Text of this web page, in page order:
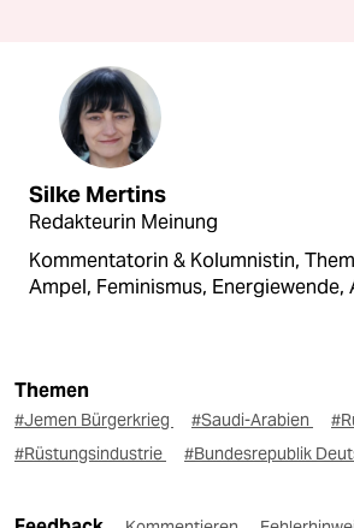
Silke Mertins
Redakteurin Meinung
Kommentatorin & Kolumnistin,
Ampel, Feminismus, Energiewende,
Themen
#Jemen Bürgerkrieg #Saudi-Arabien
#Rüstungsindustrie
#Bundesrepublik